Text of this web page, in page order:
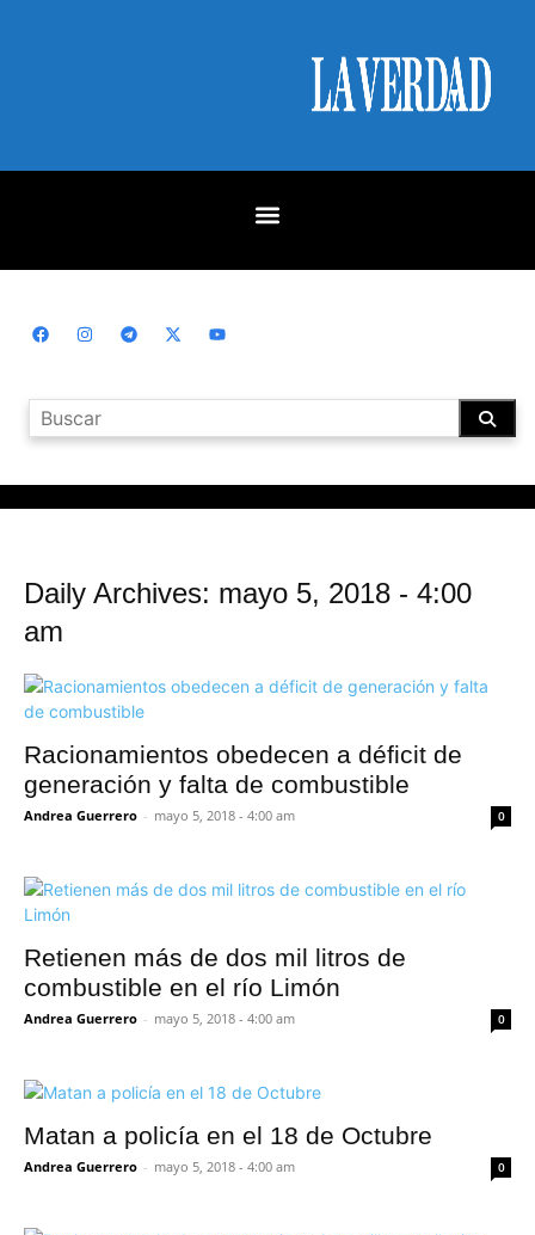
Daily Archives: mayo 5, 2018 - 4:00
am
Racionamientos obedecen a déficit de
generación y falta de combustible
Andrea Guerrero - mayo 5, 2018 - 4:00 am 0
Retienen más de dos mil litros de
combustible en el río Limón
Andrea Guerrero - mayo 5, 2018 - 4:00 am 0
Matan a policía en el 18 de Octubre
Andrea Guerrero - mayo 5, 2018 - 4:00 am 0